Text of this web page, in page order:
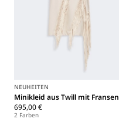
NEUHEITEN
Minikleid aus Twill mit Fransen
695,00 €
2 Farben